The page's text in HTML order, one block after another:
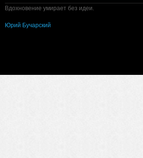
Вдохновение умирает без идеи.
Юрий Бучарский